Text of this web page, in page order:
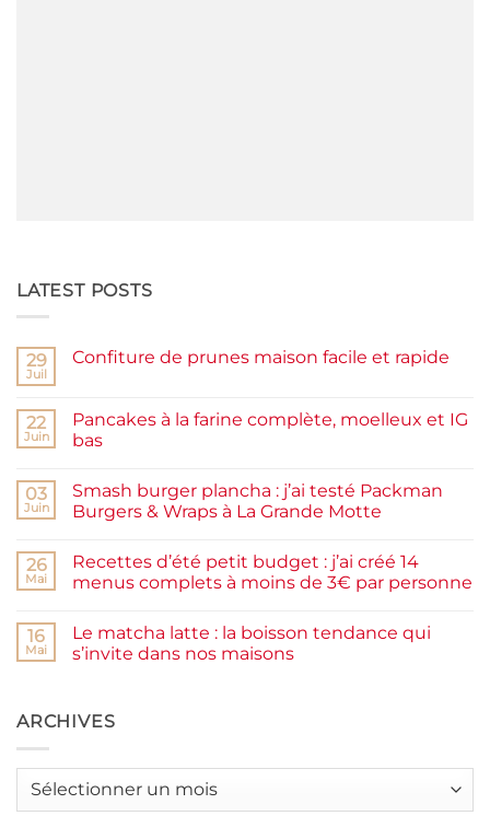
LATEST POSTS
29
Juil
Confiture de prunes maison facile et rapide
Confiture
de
prunes
et
rapide
22
Juin
Pancakes à la farine complète, moelleux et IG
bas
sur
Pancakes
à
complète,
moelleux
et
03
Juin
Smash burger plancha : j’ai testé Packman
Burgers & Wraps à La Grande Motte
sur
Smash
burger
testé
Packman
Burgers &
Grande
Motte
26
Mai
Recettes d’été petit budget : j’ai créé 14
menus complets à moins de 3€ par personne
sur
Recettes
d’été
j’ai
créé
à
16
Mai
Le matcha latte : la boisson tendance qui
s’invite dans nos maisons
Le
matcha
boisson
ARCHIVES
Archives